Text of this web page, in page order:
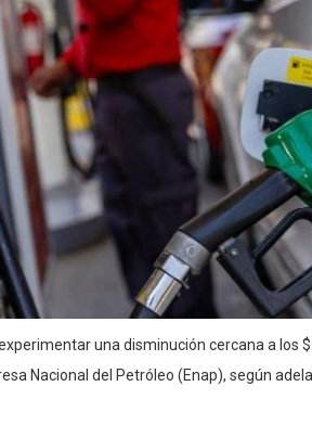
una disminución cercana a los
Nacional del Petróleo (Enap), según